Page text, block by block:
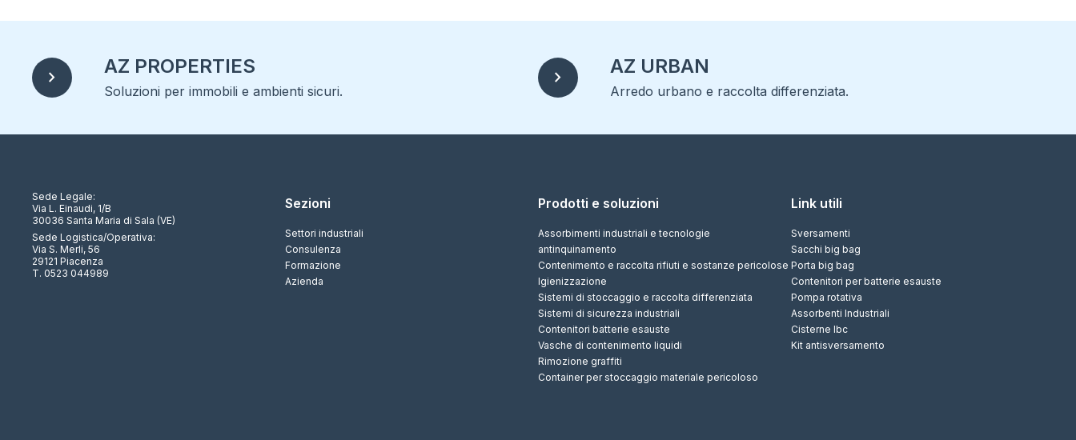
chevron_right AZ PROPERTIES
Soluzioni per immobili e ambienti sicuri.
chevron_right AZ URBAN
Arredo urbano e raccolta differenziata.
Sede Legale:
Via L. Einaudi, 1/B
30036 Santa Maria di Sala (VE)
Sede Logistica/Operativa:
Via S. Merli, 56
29121 Piacenza
T. 0523 044989
Sezioni
Settori industriali
Consulenza
Formazione
Azienda
Prodotti e soluzioni
Assorbimenti industriali e tecnologie
antinquinamento
Contenimento e raccolta rifiuti e sostanze pericolose
Igienizzazione
Sistemi di stoccaggio e raccolta differenziata
Sistemi di sicurezza industriali
Contenitori batterie esauste
Vasche di contenimento liquidi
Rimozione graffiti
Container per stoccaggio materiale pericoloso
Link utili
Sversamenti
Sacchi big bag
Porta big bag
Contenitori per batterie esauste
Pompa rotativa
Assorbenti Industriali
Cisterne Ibc
Kit antisversamento